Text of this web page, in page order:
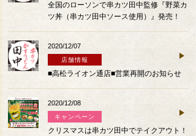
全国のローソンで串カツ田中監修『野菜カ
ツ丼（串カツ田中ソース使用）』発売！
2020/12/07
店舗情報
■高松ライオン通店■営業再開のお知らせ
2020/12/08
キャンペーン
クリスマスは串カツ田中でテイクアウト！